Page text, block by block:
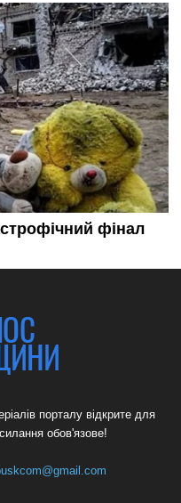
порталу відкрите для
обов'язове!